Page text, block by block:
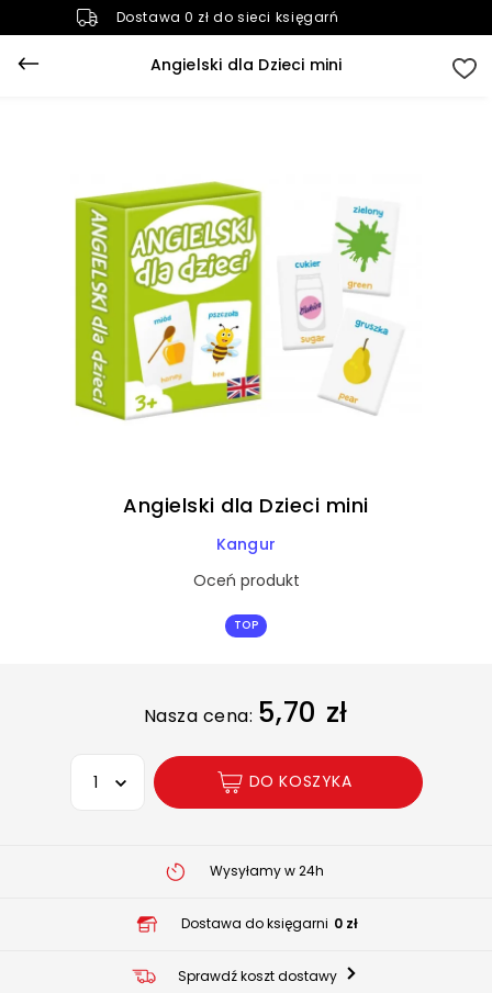
Dostawa 0 zł do sieci księgarń
Angielski dla Dzieci mini
TOP
Angielski dla Dzieci mini
Kangur
Oceń produkt
Nasza cena: 5,70 zł
Wybierz opcję
DO KOSZYKA
Wysyłamy w 24h
Dostawa do księgarni 0 zł
Sprawdź koszt dostawy